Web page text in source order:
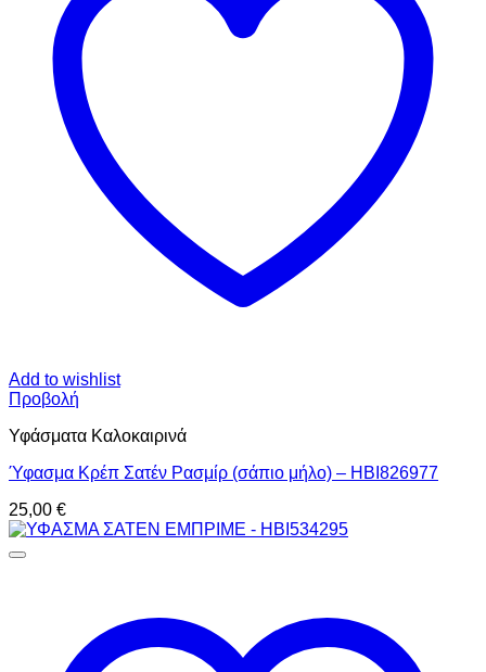
Add to wishlist
Προβολή
Υφάσματα Καλοκαιρινά
Ύφασμα Κρέπ Σατέν Ρασμίρ (σάπιο μήλο) – HBI826977
25,00 €